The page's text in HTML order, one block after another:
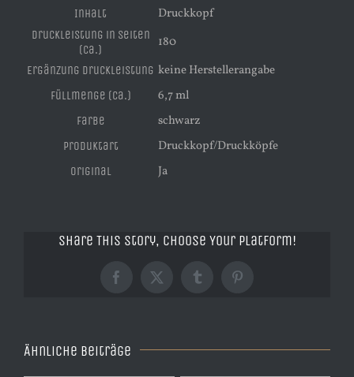
Inhalt Druckkopf
Druckleistung in Seiten
(ca.)
180
Ergänzung Druckleistung keine Herstellerangabe
Füllmenge (ca.) 6,7 ml
Farbe schwarz
Produktart Druckkopf/Druckköpfe
Original Ja
Share This Story, Choose Your Platform!
Facebook
X TumblrPinterest
Ähnliche Beiträge